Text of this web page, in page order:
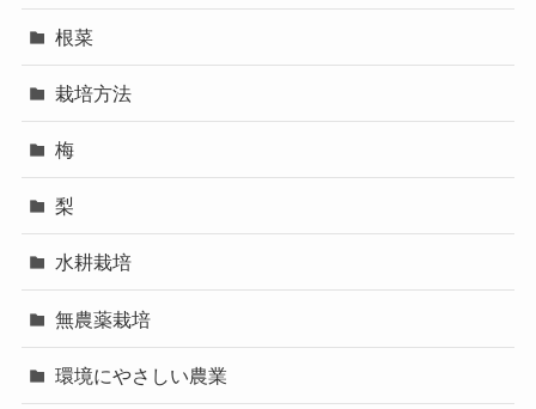
根菜
栽培方法
梅
梨
水耕栽培
無農薬栽培
環境にやさしい農業